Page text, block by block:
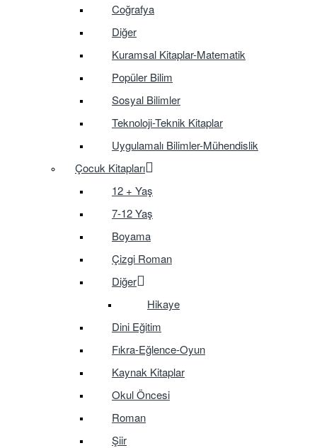
Coğrafya
Diğer
Kuramsal Kitaplar-Matematik
Popüler Bilim
Sosyal Bilimler
Teknoloji-Teknik Kitaplar
Uygulamalı Bilimler-Mühendislik
Çocuk Kitapları
12 + Yaş
7-12 Yaş
Boyama
Çizgi Roman
Diğer
Hikaye
Dini Eğitim
Fıkra-Eğlence-Oyun
Kaynak Kitaplar
Okul Öncesi
Roman
Şiir